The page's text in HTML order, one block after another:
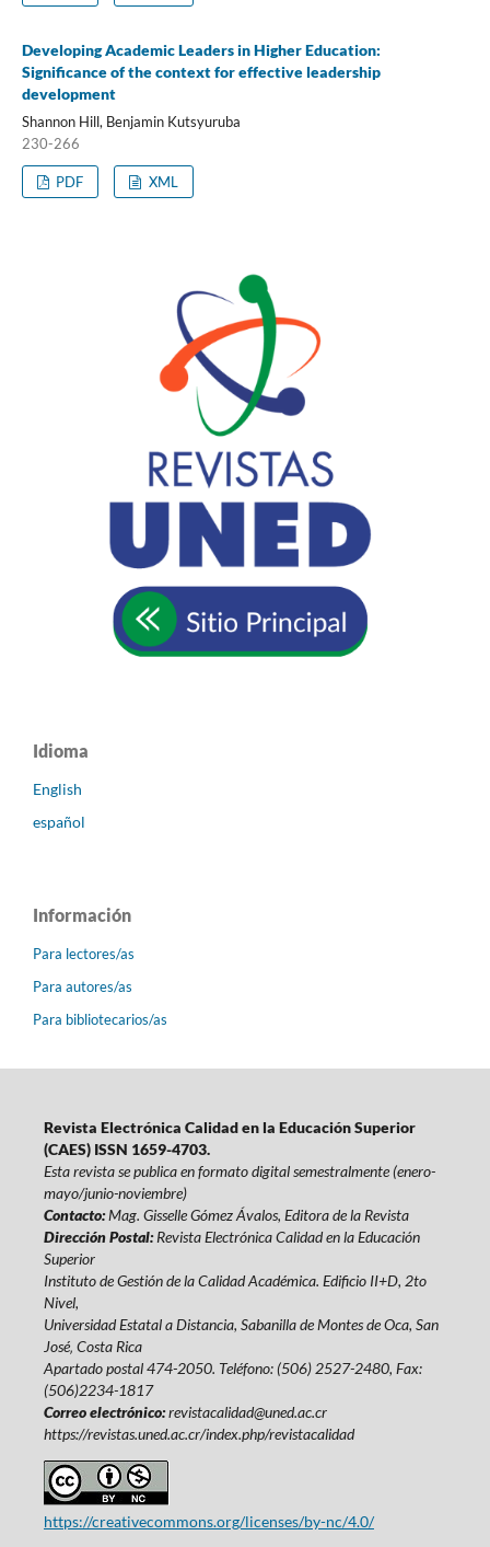
Developing Academic Leaders in Higher Education:
Significance of the context for effective leadership
development
Shannon Hill, Benjamin Kutsyuruba
230-266
PDF XML
Idioma
English
español
Información
Para lectores/as
Para autores/as
Para bibliotecarios/as
Revista Electrónica Calidad en la Educación Superior
(CAES) ISSN 1659-4703.
Esta revista se publica en formato digital semestralmente (enero-
mayo/junio-noviembre)
Contacto:Mag. Gisselle Gómez Ávalos, Editora de la Revista
Dirección Postal:Revista Electrónica Calidad en la Educación
Superior
Instituto de Gestión de la Calidad Académica. Edificio II+D, 2to
Nivel,
Universidad Estatal a Distancia, Sabanilla de Montes de Oca, San
José‚ Costa Rica
Apartado postal 474-2050. Teléfono: (506) 2527-2480, Fax:
(506)2234-1817
Correo electrónico:revistacalidad@uned.ac.cr
https://revistas.uned.ac.cr/index.php/revistacalidad
https://creativecommons.org/licenses/by-nc/4.0/